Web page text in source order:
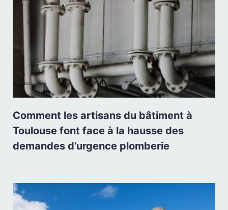
Comment les artisans du bâtiment à
Toulouse font face à la hausse des
demandes d’urgence plomberie